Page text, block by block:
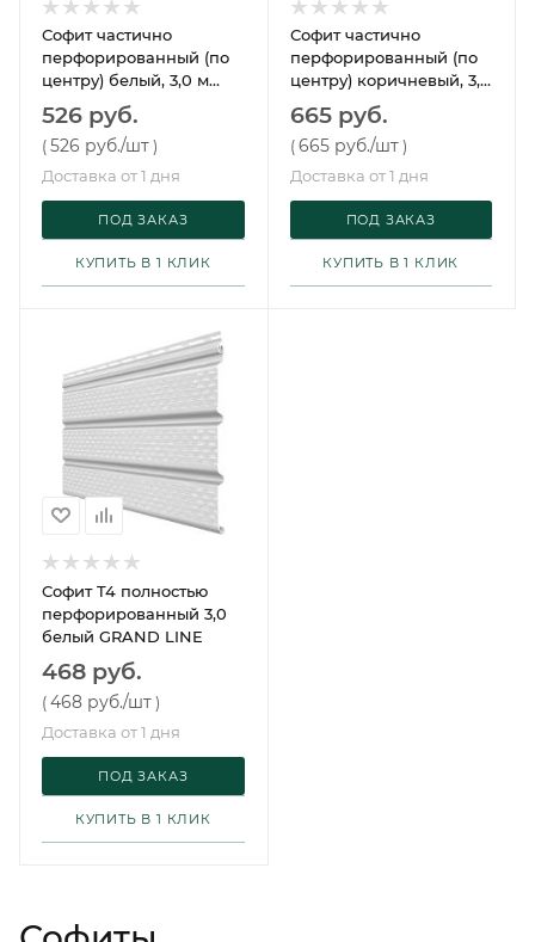
Софит частично
перфорированный (по
центру) белый, 3,0 м
PROFBUILD
526 руб.
(526 руб./шт)
Доставка от 1 дня
ПОД ЗАКАЗ
КУПИТЬ В 1 КЛИК
Софит частично
перфорированный (по
центру) коричневый, 3,0
м PROFBUILD
665 руб.
(665 руб./шт )
Доставка от 1 дня
ПОД ЗАКАЗ
КУПИТЬ В 1 КЛИК
Софит T4 полностью
перфорированный 3,0
белый GRAND LINE
468 руб.
(468 руб./шт)
Доставка от 1 дня
ПОД ЗАКАЗ
КУПИТЬ В 1 КЛИК